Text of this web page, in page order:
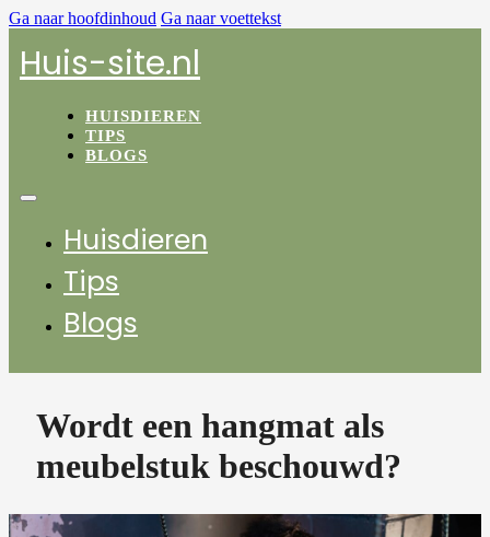
Ga naar hoofdinhoud Ga naar voettekst
Huis-site.nl
HUISDIEREN
TIPS
BLOGS
Huisdieren
Tips
Blogs
Wordt een hangmat als
meubelstuk beschouwd?